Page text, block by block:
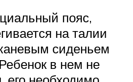
пояс,
на талии
сиденьем
в нем не